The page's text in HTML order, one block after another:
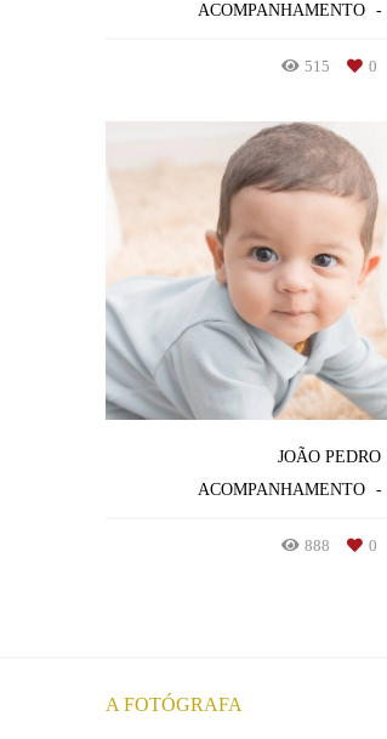
ACOMPANHAMENTO
515 0
JOÃO PEDRO
ACOMPANHAMENTO
888 0
A FOTÓGRAFA